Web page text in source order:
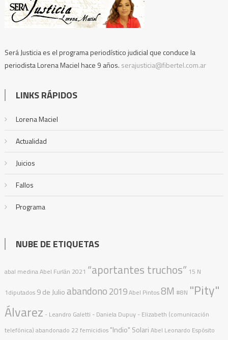
Será Justicia es el programa periodístico judicial que conduce la
periodista Lorena Maciel hace 9 años. serajusticia@fibertel.com.ar
LINKS RÁPIDOS
Lorena Maciel
Actualidad
Juicios
Fallos
Programa
NUBE DE ETIQUETAS
abal medinaAbel Furlán 2021 “aportantes truchos” 15 N
1diputados 9 de Julioabandono2019Abel Pintos8M #8N "Pity"
Álvarez - Leandro Galetti - Daniela Dupuy - Elizabeth (comunicación
telefónica) abandonado 22 femicidios "Indio" Solari Abel Leonardo Espósito